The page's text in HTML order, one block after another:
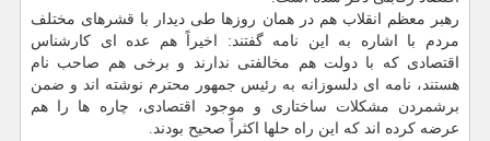
رهبر معظم انقلاب هم در همان روزها طی دیدار با قشرهای مختلف
مردم با اشاره به این نامه گفتند: اخیراً هم عده ای كارشناس
اقتصادی كه با دولت هم مخالفتی ندارند و برخی هم صاحب نام
هستند، نامه ای دلسوزانه به رئیس جمهور محترم نوشته اند و ضمن
برشمردن مشكلات ساختاری و موجود اقتصادی، چاره ها را هم
عرضه كرده اند كه این راه حلها اكثراً صحیح بودند.